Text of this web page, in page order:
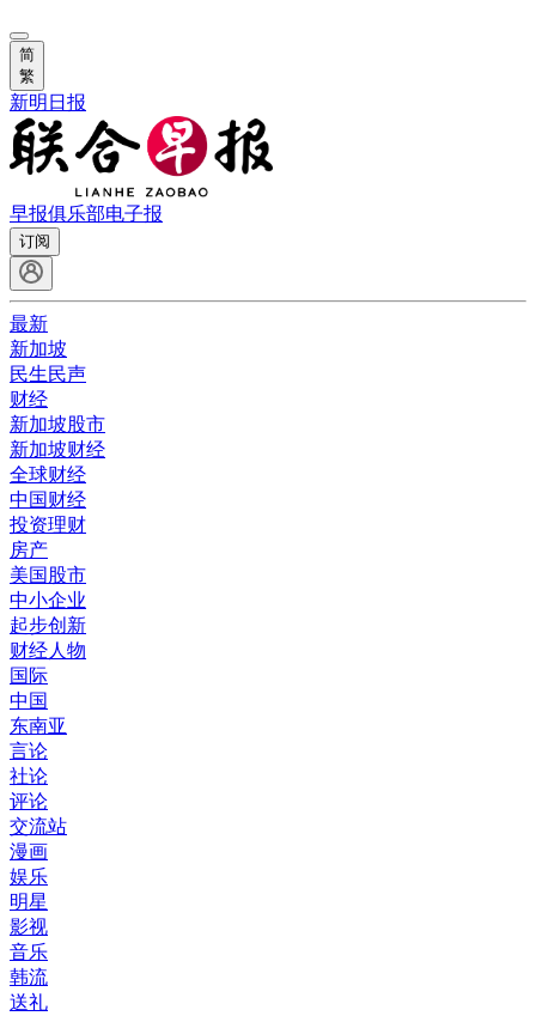
简
繁
新明日报
早报俱乐部电子报
订阅
最新
新加坡
民生民声
财经
新加坡股市
新加坡财经
全球财经
中国财经
投资理财
房产
美国股市
中小企业
起步创新
财经人物
国际
中国
东南亚
言论
社论
评论
交流站
漫画
娱乐
明星
影视
音乐
韩流
送礼